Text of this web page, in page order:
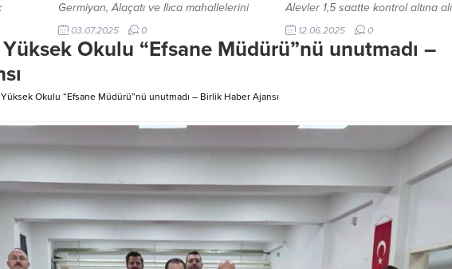
ile
Germiyan, Alaçatı ve Ilıca mahallelerini
etkisi altına alan orman yangınıyla
mücadele devam ederken, AFAD
Başkanı Vali Ali Hamza Pehlivan yangın
etkilenen alanlarda hem hasar tespiti
03.07.2025 0
Alevler 1,5 saatte kontrol altına
KAYSERİ-BHA Kayseri Üniversitesi
(KAYÜ) ile Kayseri İl Sağlık
arasında sağlık alanında işletmede
12.06.2025 0
Okulu “Efsane Müdürü”nü unutmadı –
Okulu “Efsane Müdürü”nü unutmadı – Birlik Haber Ajansı